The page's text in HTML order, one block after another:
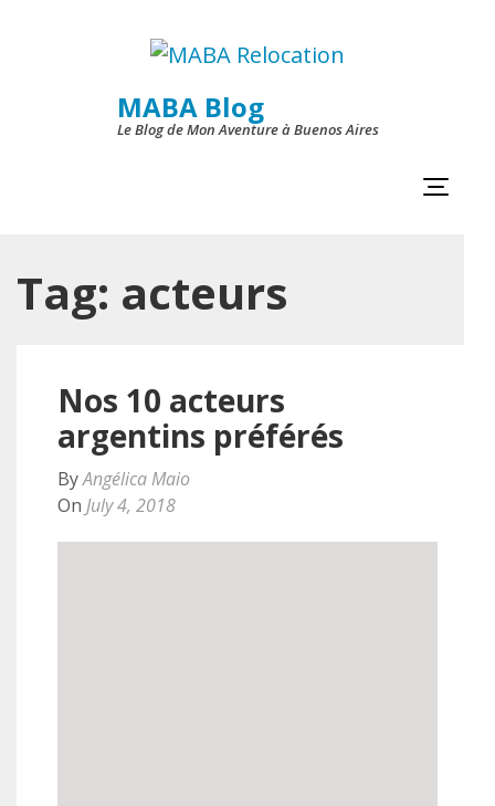
MABA Blog
Le Blog de Mon Aventure à Buenos Aires
Tag: acteurs
Nos 10 acteurs
argentins préférés
ByAngélica Maio
On July 4, 2018